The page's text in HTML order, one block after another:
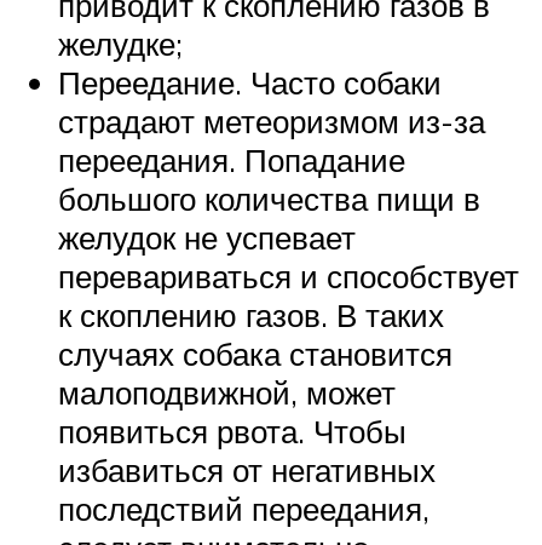
желудке;
Переедание. Часто собаки
страдают метеоризмом из-за
переедания. Попадание
большого количества пищи в
желудок не успевает
перевариваться и способствует
к скоплению газов. В таких
случаях собака становится
малоподвижной, может
появиться рвота. Чтобы
избавиться от негативных
последствий переедания,